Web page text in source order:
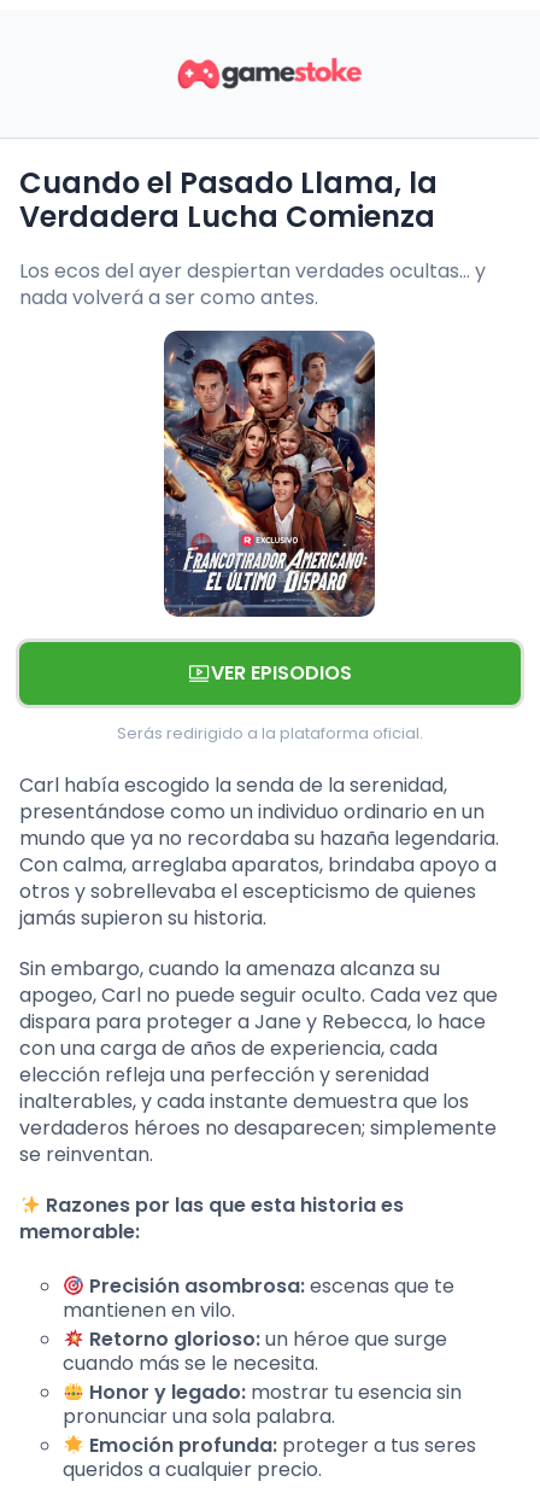
Cuando el Pasado Llama, la
Verdadera Lucha Comienza
Los ecos del ayer despiertan verdades ocultas… y
nada volverá a ser como antes.
VER EPISODIOS
Serás redirigido a la plataforma oficial.
Carl había escogido la senda de la serenidad,
presentándose como un individuo ordinario en un
mundo que ya no recordaba su hazaña legendaria.
Con calma, arreglaba aparatos, brindaba apoyo a
otros y sobrellevaba el escepticismo de quienes
jamás supieron su historia.
Sin embargo, cuando la amenaza alcanza su
apogeo, Carl no puede seguir oculto. Cada vez que
dispara para proteger a Jane y Rebecca, lo hace
con una carga de años de experiencia, cada
elección refleja una perfección y serenidad
inalterables, y cada instante demuestra que los
verdaderos héroes no desaparecen; simplemente
se reinventan.
Razones por las que esta historia es
memorable:
Precisión asombrosa:escenas que te
mantienen en vilo.
Retorno glorioso:un héroe que surge
cuando más se le necesita.
Honor y legado: mostrar tu esencia sin
pronunciar una sola palabra.
Emoción profunda: proteger a tus seres
queridos a cualquier precio.